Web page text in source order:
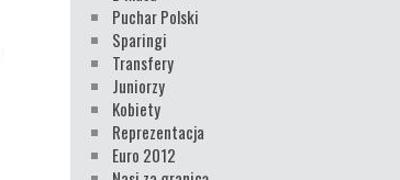
Puchar Polski
Sparingi
Transfery
Juniorzy
Kobiety
Reprezentacja
Euro 2012